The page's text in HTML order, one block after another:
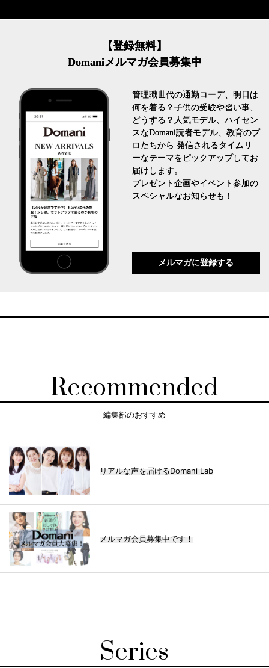
【登録無料】
Domaniメルマガ会員募集中
管理職世代の通勤コーデ、明日は
何を着る？子供の受験や習い事、
どうする？人気モデル、ハイセン
スなDomani読者モデル、教育のプ
ロたちから 発信されるタイムリ
ーなテーマをピックアップしてお
届けします。
プレゼント企画やイベント参加の
スペシャルなお知らせも！
メルマガに登録する
Recommended
編集部のおすすめ
リアルな声を届けるDomani Lab
メルマガ会員募集中です！
Series